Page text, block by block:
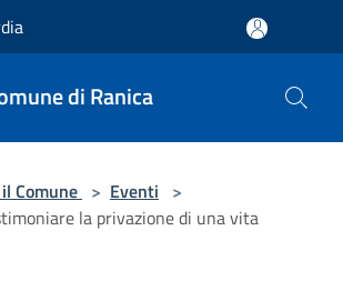
di Ranica
Comune > Eventi >
la privazione di una vita